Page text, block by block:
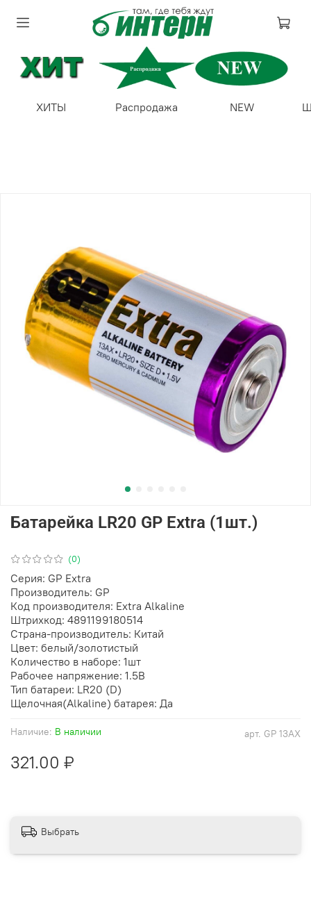
ХИТЫ Распродажа NEW
(0)
арт. GP 13AX
Наличие: В наличии
Батарейка LR20 GP Extra (1шт.)
321.00 ₽
Серия: GP Extra
Производитель: GP
Код производителя: Extra Alkaline
Штрихкод: 4891199180514
Страна-производитель: Китай
Цвет: белый/золотистый
Количество в наборе: 1шт
Рабочее напряжение: 1.5В
Тип батареи: LR20 (D)
Щелочная(Alkaline) батарея: Да
Выбрать